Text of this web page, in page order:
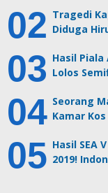
Tragedi
Diduga
Hasil Piala
Lolos
Seorang
Kamar
Hasil SEA
2019!